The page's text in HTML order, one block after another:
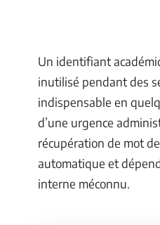
Un identifiant
inutilisé pendant des
indispensable en
d’une urgence
récupération de mot
automatique et
interne méconnu.